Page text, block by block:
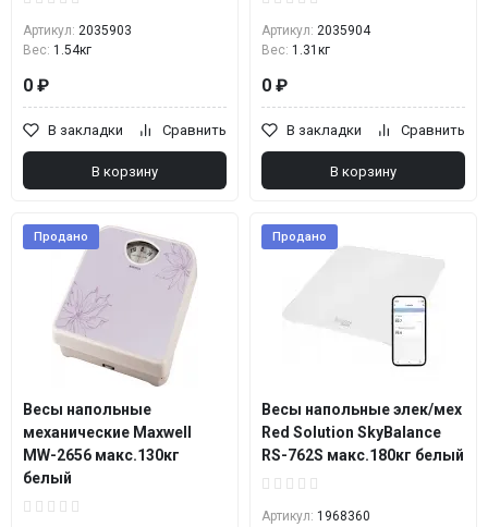
Артикул: 2035903
Вес: 1.54кг
0 ₽
В закладки Сравнить
В корзину
Артикул: 2035904
Вес: 1.31кг
0 ₽
В закладки Сравнить
В корзину
Продано
Весы напольные
механические Maxwell
MW-2656 макс.130кг
белый
Продано
Весы напольные элек/мех
Red Solution SkyBalance
RS-762S макс.180кг белый
Артикул: 1968360